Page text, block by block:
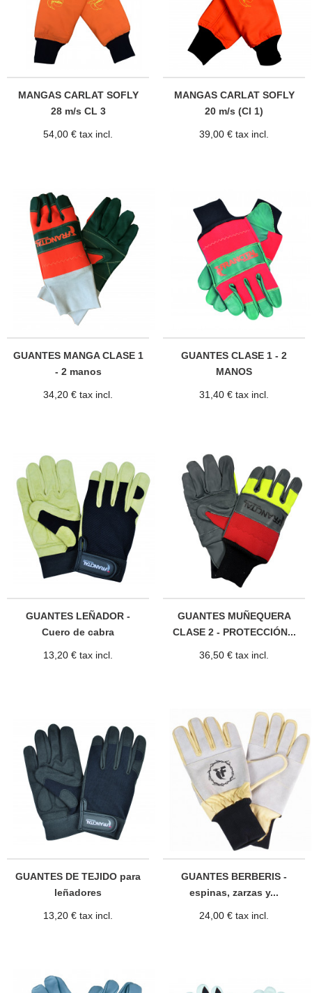
MANGAS CARLAT SOFLY
28 m/s CL 3
54,00 € tax incl.
MANGAS CARLAT SOFLY
20 m/s (Cl 1)
39,00 € tax incl.
GUANTES MANGA CLASE 1
- 2 manos
34,20 € tax incl.
GUANTES CLASE 1 - 2
MANOS
31,40 € tax incl.
GUANTES LEÑADOR -
Cuero de cabra
13,20 € tax incl.
GUANTES MUÑEQUERA
CLASE 2 - PROTECCIÓN...
36,50 € tax incl.
GUANTES DE TEJIDO para
leñadores
13,20 € tax incl.
GUANTES BERBERIS -
espinas, zarzas y...
24,00 € tax incl.